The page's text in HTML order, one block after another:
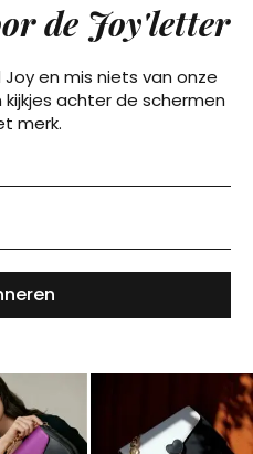
de Joy'letter
Joy en mis niets van onze
achter de schermen
merk.